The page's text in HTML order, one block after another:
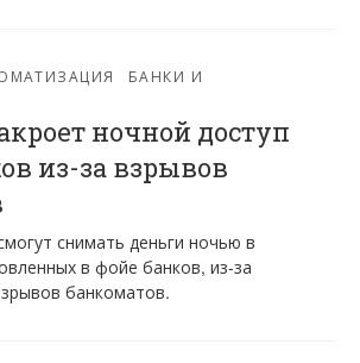
БАНКИ И
ночной доступ
из-за взрывов
снимать деньги ночью в
в фойе банков, из-за
банкоматов.